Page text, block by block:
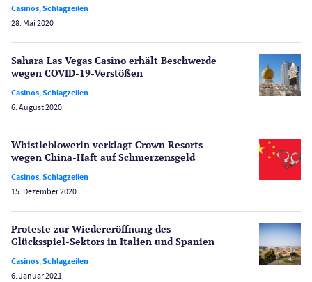
Poker
Schlagzeilen
Spiele
Spielerschutz
Sport
Wetten
Wirtschaft
Novoline Casinos
Merkur Casinos
Spielautomaten
Casino Testberichte
Bonus Ohne Einzahlung
Casinos,Schlagzeilen
28. Mai 2020
Sahara Las Vegas Casino erhält Beschwerde
wegen COVID-19-Verstößen
Casinos,Schlagzeilen
6. August 2020
Whistleblowerin verklagt Crown Resorts
wegen China-Haft auf Schmerzensgeld
Casinos,Schlagzeilen
15. Dezember 2020
Proteste zur Wiedereröffnung des
Glücksspiel-Sektors in Italien und Spanien
Casinos,Schlagzeilen
6. Januar 2021